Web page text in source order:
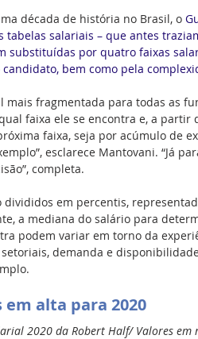
década de história no Brasil, o
tabelas salariais – que antes
substituídas por quatro faixas
bem como pela
mais fragmentada para todas as
faixa ele se encontra e, a
faixa, seja por acúmulo de
esclarece Mantovani. “Já
completa.
divididos em percentis,
a mediana do salário para
podem variar em torno da
demanda e
em alta para 2020
2020 da Robert Half/ Valores em